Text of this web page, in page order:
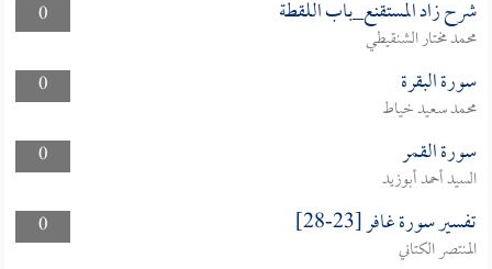
0 شرح زاد المستقنع_باب اللقطة
محمد مختار الشنقيطي
0
سورة البقرة
محمد سعيد خياط
0
سورة القمر
السيد أحمد أبوزيد
0
تفسير سورة غافر [23-28]
المنتصر الكتاني